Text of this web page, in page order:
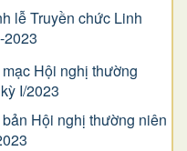
lễ Truyền chức Linh
2023
Hội nghị thường
I/2023
Hội nghị thường niên